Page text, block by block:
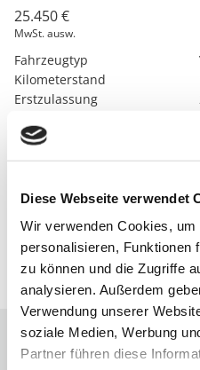
Diese Webseite verwendet
Wir verwenden Cookies,
personalisieren, Funktionen
zu können und die Zugriffe
analysieren. Außerdem
Verwendung unserer
soziale Medien, Werbung
Partner führen diese
25.450 €
MwSt. ausw.
Fahrzeugtyp
Kilometerstand
Erstzulassung
Farbe
Getriebe
Standort
FAVORIT